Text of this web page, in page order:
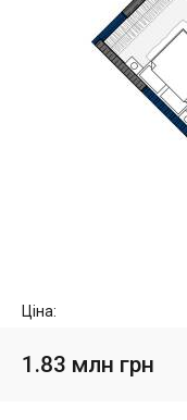
Ціна:
1.83 млн грн